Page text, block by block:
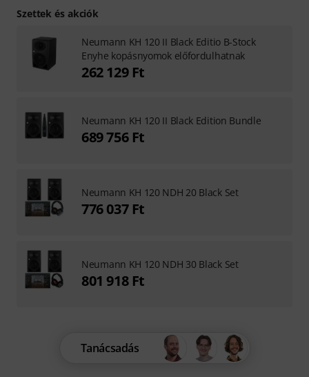
Tanácsadás
Szettek és akciók
Neumann KH 120 II Black Editio B-Stock
Enyhe kopásnyomok előfordulhatnak
262 129 Ft
Neumann KH 120 II Black Edition Bundle
689 756 Ft
Neumann KH 120 NDH 20 Black Set
776 037 Ft
Neumann KH 120 NDH 30 Black Set
801 918 Ft